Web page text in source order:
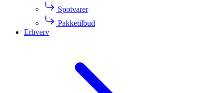
Spotvarer
Pakketilbud
Erhverv